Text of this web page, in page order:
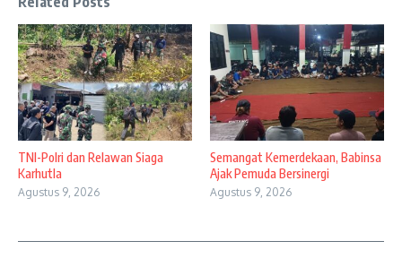
TNI-Polri dan Relawan Siaga
Karhutla
Agustus 9, 2026
Semangat Kemerdekaan, Babinsa
Ajak Pemuda Bersinergi
Agustus 9, 2026